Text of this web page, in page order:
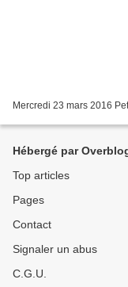
Mercredi 23 mars 2016
Hébergé par
Top articles
Pages
Contact
Signaler un abus
C.G.U.